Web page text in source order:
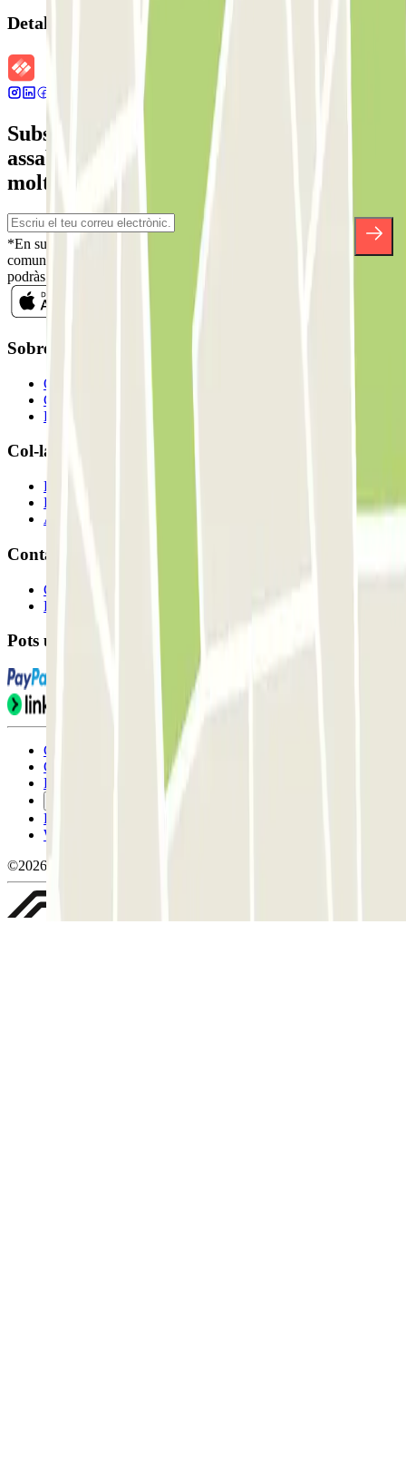
Detalls de la reserva
Subscriu-te a nostra newsletter i
assabenta't de descomptes, sortejos i
moltes altres sorpreses.
*En subscriure't acceptes la nostra Política de Privacitat per a rebre
comunicacions comercials de Parclick. Sense cap compromís,
podràs donar-te de baixa quan vulguis en la mateixa newsletter.
Sobre Parclick
Qui som
Com funciona?
Els nostres pàrquings
Col-laborem?
Professionals
Proveïdor de pàrquing
Afiliat
Contacte
Contacta'ns
FAQ
Pots utilitzar aquests mètodes de pagament:
Condicions d'ús i contratació
Condicions de cancel-lació
Política de cookies
Política de privacitat
Whistleblowing
©2026 Parclick. All rights reserved